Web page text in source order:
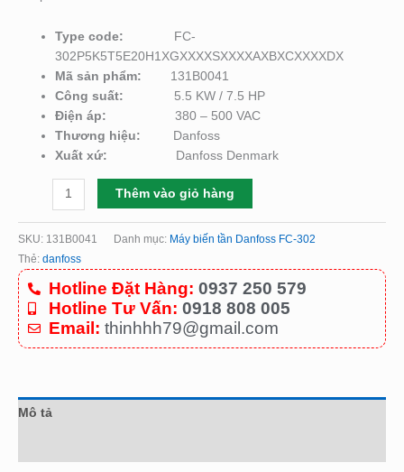
Type code:
FC-
302P5K5T5E20H1XGXXXXSXXXXAXBXCXXXXDX
Mã sản phẩm: 131B0041
Công suất: 5.5 KW / 7.5 HP
Điện áp:380 – 500 VAC
Thương hiệu:
Danfoss
Xuất xứ:
Danfoss Denmark
Thêm vào giỏ hàng
SKU: 131B0041 Danh mục: Máy biến tần Danfoss FC-302
Thẻ: danfoss
Hotline Đặt Hàng: 0937 250 579
Hotline Tư Vấn: 0918 808 005
Email: thinhhh79@gmail.com
Mô tả